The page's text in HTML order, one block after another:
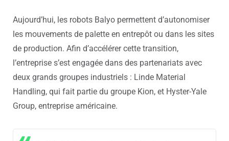
Aujourd’hui, les robots Balyo permettent d’autonomiser
les mouvements de palette en entrepôt ou dans les sites
de production. Afin d’accélérer cette transition,
l’entreprise s’est engagée dans des partenariats avec
deux grands groupes industriels : Linde Material
Handling, qui fait partie du groupe Kion, et Hyster-Yale
Group, entreprise américaine.